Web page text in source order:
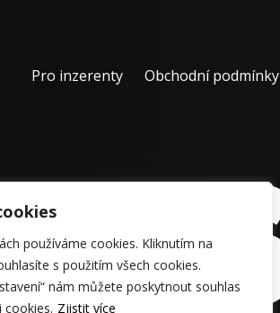
používáme cookies. Kliknutím na
s použitím všech cookies.
nám můžete poskytnout souhlas
cookies. Zjistit více
Pro inzerenty Obchodní podmínky